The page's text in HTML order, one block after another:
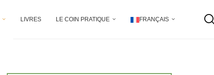
LIVRES LE COIN PRATIQUE FRANÇAIS